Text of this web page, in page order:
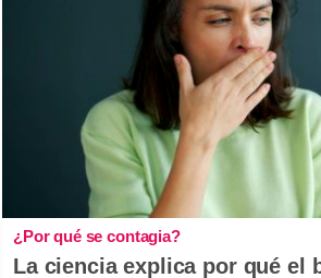
¿Por qué se contagia?
La ciencia explica por qué el